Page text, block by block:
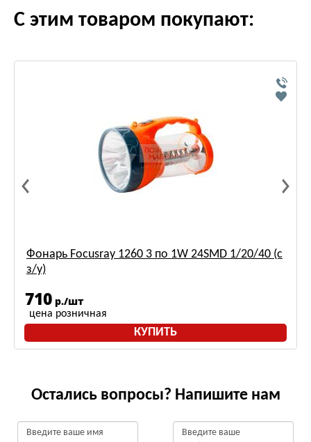
С этим товаром покупают:
Фонарь Focusray 1260 3 по 1W 24SMD 1/20/40 (с
з/у)
710 р./шт
цена розничная
КУПИТЬ
Остались вопросы? Напишите нам